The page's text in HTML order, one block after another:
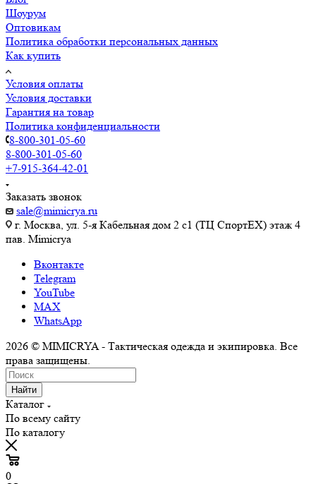
Шоурум
Оптовикам
Политика обработки персональных данных
Как купить
Условия оплаты
Условия доставки
Гарантия на товар
Политика конфиденциальности
8-800-301-05-60
8-800-301-05-60
+7-915-364-42-01
Заказать звонок
sale@mimicrya.ru
г. Москва, ул. 5-я Кабельная дом 2 с1 (ТЦ СпортEX) этаж 4
пав. Mimicrya
Вконтакте
Telegram
YouTube
MAX
WhatsApp
2026 © MIMICRYA - Тактическая одежда и экипировка. Все
права защищены.
Найти
Каталог
По всему сайту
По каталогу
0